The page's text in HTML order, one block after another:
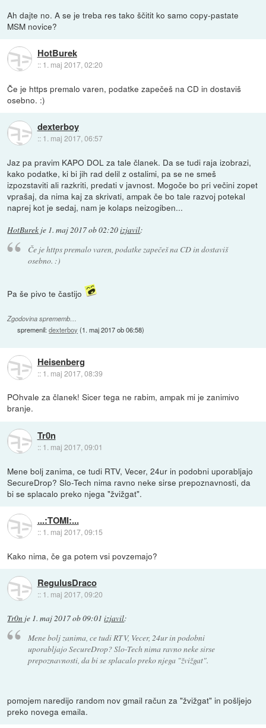
Ah dajte no. A se je treba res tako ščitit ko samo copy-pastate
MSM novice?
HotBurek
:: 1. maj 2017, 02:20
Če je https premalo varen, podatke zapečeš na CD in dostaviš
osebno. :)
dexterboy
:: 1. maj 2017, 06:57
Jaz pa pravim KAPO DOL za tale članek. Da se tudi raja izobrazi,
kako podatke, ki bi jih rad delil z ostalimi, pa se ne smeš
izpozstaviti ali razkriti, predati v javnost. Mogoče bo pri večini zopet
vprašaj, da nima kaj za skrivati, ampak če bo tale razvoj potekal
naprej kot je sedaj, nam je kolaps neizogiben...
HotBurek je 1. maj 2017 ob 02:20izjavil:
Če je https premalo varen, podatke zapečeš na CD in dostaviš
osebno. :)
Pa še pivo te častijo
Zgodovina sprememb…
spremenil:dexterboy (1. maj 2017 ob 06:58)
Heisenberg
:: 1. maj 2017, 08:39
POhvale za članek! Sicer tega ne rabim, ampak mi je zanimivo
branje.
Tr0n
:: 1. maj 2017, 09:01
Mene bolj zanima, ce tudi RTV, Vecer, 24ur in podobni uporabljajo
SecureDrop? Slo-Tech nima ravno neke sirse prepoznavnosti, da
bi se splacalo preko njega "žvižgat".
...:TOMI:...
:: 1. maj 2017, 09:15
Kako nima, če ga potem vsi povzemajo?
RegulusDraco
:: 1. maj 2017, 09:20
Tr0n je 1. maj 2017 ob 09:01 izjavil:
Mene bolj zanima, ce tudi RTV, Vecer, 24ur in podobni
uporabljajo SecureDrop? Slo-Tech nima ravno neke sirse
prepoznavnosti, da bi se splacalo preko njega "žvižgat".
pomojem naredijo random nov gmail račun za "žvižgat" in pošljejo
preko novega emaila.